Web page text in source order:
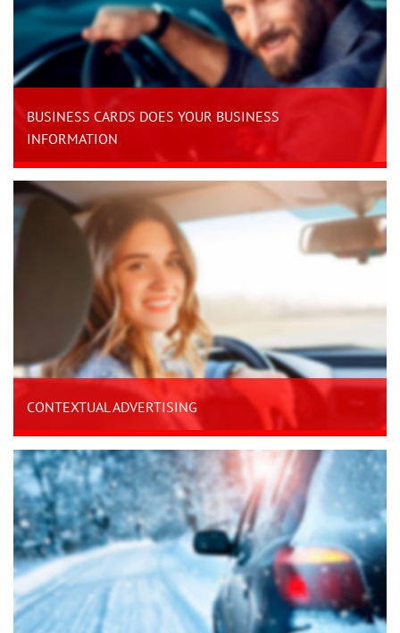
BUSINESS CARDS DOES YOUR BUSINESS
INFORMATION
CONTEXTUAL ADVERTISING